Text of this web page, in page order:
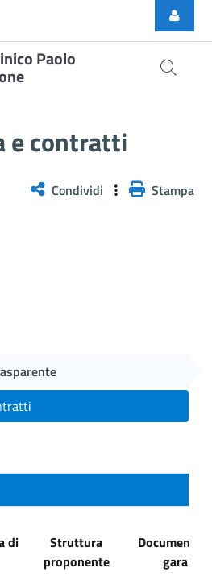
Paolo
e contratti
Condividi Stampa
di
Struttura
proponente
Documenti di
gara